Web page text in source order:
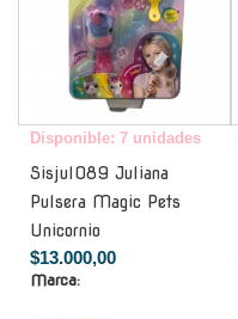
Disponible: 7 unidades
Sisjul089 Juliana
Pulsera Magic Pets
Unicornio
$13.000,00
Marca: